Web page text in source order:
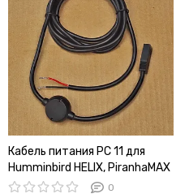
Кабель питания PC 11 для
Humminbird HELIX, PiranhaMAX
2 метра (аналог кабеля
0